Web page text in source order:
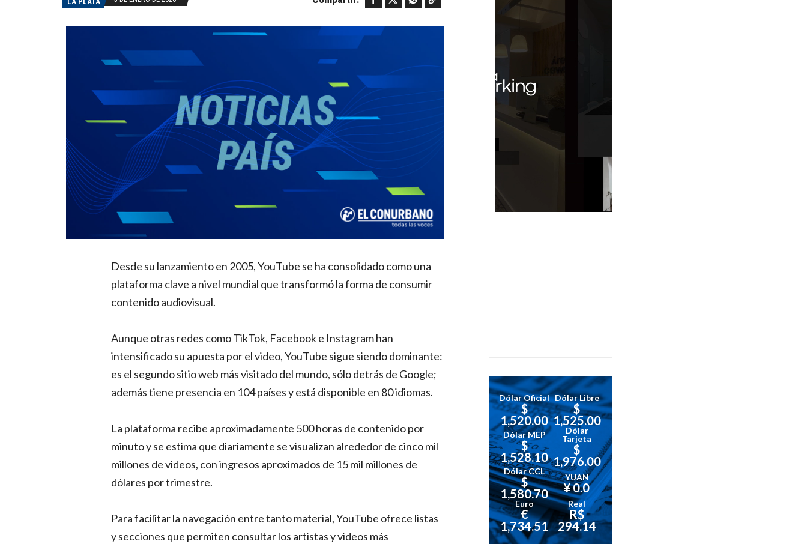
Desde su lanzamiento en 2005, YouTube se ha consolidado como una
plataforma clave a nivel mundial que transformó la forma de consumir
contenido audiovisual.
Aunque otras redes como TikTok, Facebook e Instagram han
intensificado su apuesta por el video, YouTube sigue siendo dominante:
es el segundo sitio web más visitado del mundo, sólo detrás de Google;
además tiene presencia en 104 países y está disponible en 80 idiomas.
La plataforma recibe aproximadamente 500 horas de contenido por
minuto y se estima que diariamente se visualizan alrededor de cinco mil
millones de videos, con ingresos aproximados de 15 mil millones de
dólares por trimestre.
Para facilitar la navegación entre tanto material, YouTube ofrece listas
y secciones que permiten consultar los artistas y videos más
Dólar Oficial
$
1,520.00
Dólar Libre
$
1,525.00
Dólar MEP
$
1,528.10
Dólar
Tarjeta
$
1,976.00
Dólar CCL
$
1,580.70
YUAN
¥ 0.0
Euro
€
1,734.51
Real
R$
294.14